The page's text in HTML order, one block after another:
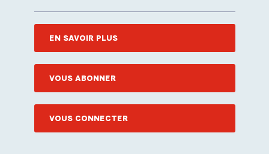
EN SAVOIR PLUS
VOUS ABONNER
VOUS CONNECTER